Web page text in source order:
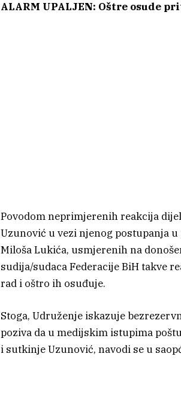
ALARM UPALJEN: Oštre osude
Povodom neprimjerenih reakcija
Uzunović u vezi njenog postupanja
Miloša Lukića, usmjerenih na
sudija/sudaca Federacije BiH takve
rad i oštro ih osuđuje.
Stoga, Udruženje iskazuje
poziva da u medijskim istupima
i sutkinje Uzunović, navodi se u